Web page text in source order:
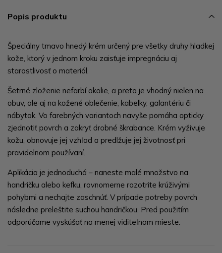
Popis produktu
Špeciálny tmavo hnedý krém určený pre všetky druhy hladkej
kože, ktorý v jednom kroku zaisťuje impregnáciu aj
starostlivosť o materiál.
Šetrné zloženie nefarbí okolie, a preto je vhodný nielen na
obuv, ale aj na kožené oblečenie, kabelky, galantériu či
nábytok. Vo farebných variantoch navyše pomáha opticky
zjednotiť povrch a zakryť drobné škrabance. Krém vyživuje
kožu, obnovuje jej vzhľad a predlžuje jej životnosť pri
pravidelnom používaní.
Aplikácia je jednoduchá – naneste malé množstvo na
handričku alebo kefku, rovnomerne rozotrite krúživými
pohybmi a nechajte zaschnúť. V prípade potreby povrch
následne preleštite suchou handričkou. Pred použitím
odporúčame vyskúšať na menej viditeľnom mieste.